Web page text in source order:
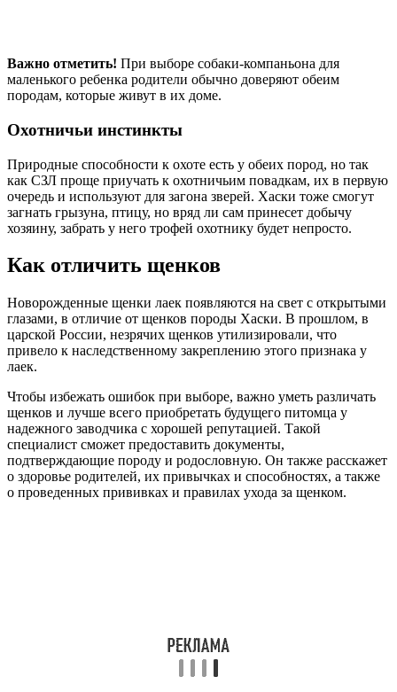
Важно отметить! При выборе собаки-компаньона для
маленького ребенка родители обычно доверяют обеим
породам, которые живут в их доме.
Охотничьи инстинкты
Природные способности к охоте есть у обеих пород, но так
как СЗЛ проще приучать к охотничьим повадкам, их в первую
очередь и используют для загона зверей. Хаски тоже смогут
загнать грызуна, птицу, но вряд ли сам принесет добычу
хозяину, забрать у него трофей охотнику будет непросто.
Как отличить щенков
Новорожденные щенки лаек появляются на свет с открытыми
глазами, в отличие от щенков породы Хаски. В прошлом, в
царской России, незрячих щенков утилизировали, что
привело к наследственному закреплению этого признака у
лаек.
Чтобы избежать ошибок при выборе, важно уметь различать
щенков и лучше всего приобретать будущего питомца у
надежного заводчика с хорошей репутацией. Такой
специалист сможет предоставить документы,
подтверждающие породу и родословную. Он также расскажет
о здоровье родителей, их привычках и способностях, а также
о проведенных прививках и правилах ухода за щенком.